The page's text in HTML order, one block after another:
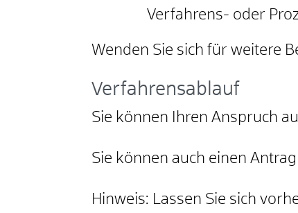
Verfahrens- oder
Wenden Sie sich für weitere
Verfahrensablauf
Sie können Ihren Anspruch
Sie können auch einen
Hinweis: Lassen Sie sich